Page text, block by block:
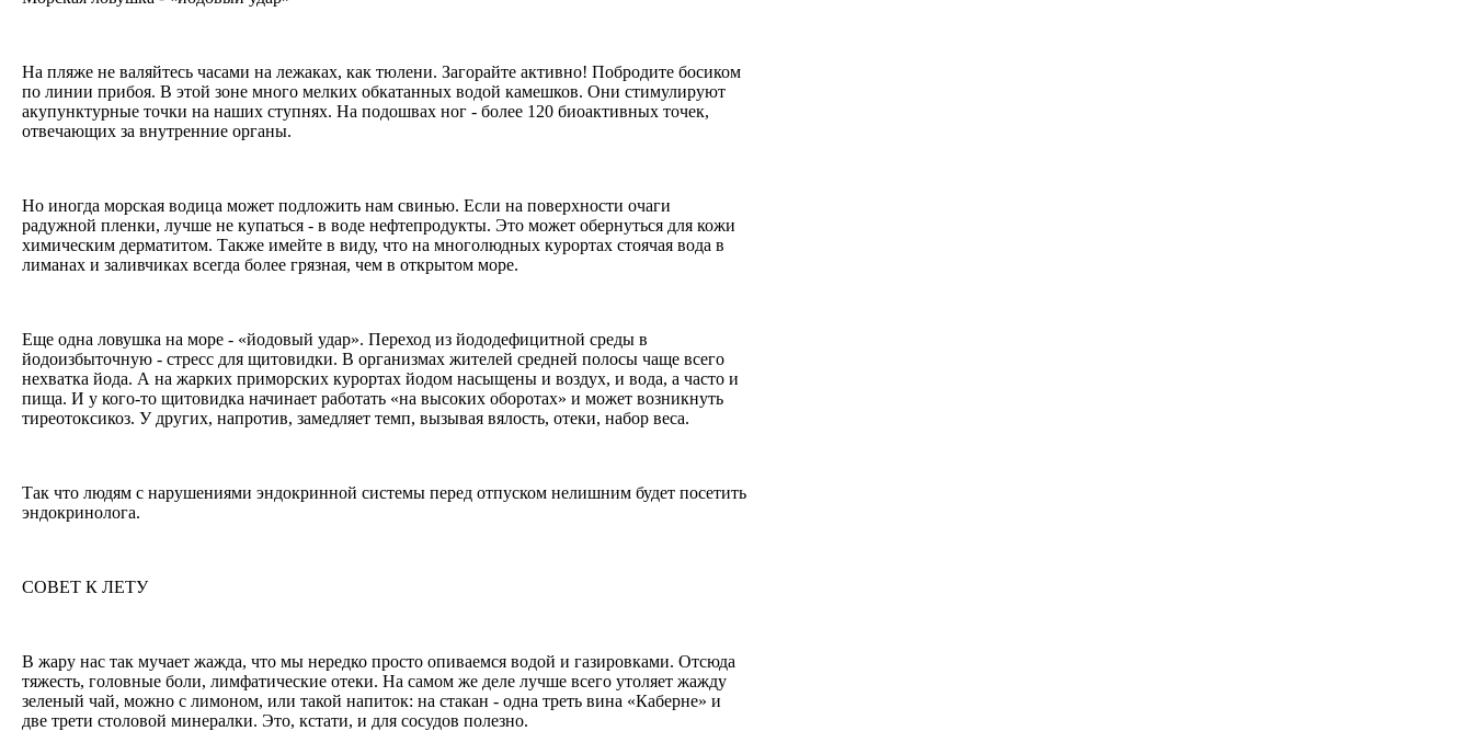
На пляже не валяйтесь часами на лежаках, как тюлени. Загорайте активно! Побродите босиком
по линии прибоя. В этой зоне много мелких обкатанных водой камешков. Они стимулируют
акупунктурные точки на наших ступнях. На подошвах ног - более 120 биоактивных точек,
отвечающих за внутренние органы.
Но иногда морская водица может подложить нам свинью. Если на поверхности очаги
радужной пленки, лучше не купаться - в воде нефтепродукты. Это может обернуться для кожи
химическим дерматитом. Также имейте в виду, что на многолюдных курортах стоячая вода в
лиманах и заливчиках всегда более грязная, чем в открытом море.
Еще одна ловушка на море - «йодовый удар». Переход из йододефицитной среды в
йодоизбыточную - стресс для щитовидки. В организмах жителей средней полосы чаще всего
нехватка йода. А на жарких приморских курортах йодом насыщены и воздух, и вода, а часто и
пища. И у кого-то щитовидка начинает работать «на высоких оборотах» и может возникнуть
тиреотоксикоз. У других, напротив, замедляет темп, вызывая вялость, отеки, набор веса.
Так что людям с нарушениями эндокринной системы перед отпуском нелишним будет посетить
эндокринолога.
СОВЕТ К ЛЕТУ
В жару нас так мучает жажда, что мы нередко просто опиваемся водой и газировками. Отсюда
тяжесть, головные боли, лимфатические отеки. На самом же деле лучше всего утоляет жажду
зеленый чай, можно с лимоном, или такой напиток: на стакан - одна треть вина «Каберне» и
две трети столовой минералки. Это, кстати, и для сосудов полезно.